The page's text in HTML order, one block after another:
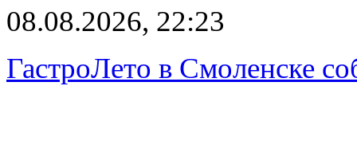
08.08.2026, 22:23
ГастроЛето в Смоленске